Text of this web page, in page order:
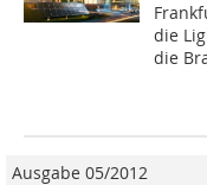
die
die
Ausgabe 05/2012